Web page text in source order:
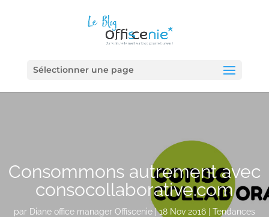
Sélectionner une page
Consommons autrement avec
consocollaborative.com
par Diane office manager Offiscenie |18 Nov 2016 Tendances